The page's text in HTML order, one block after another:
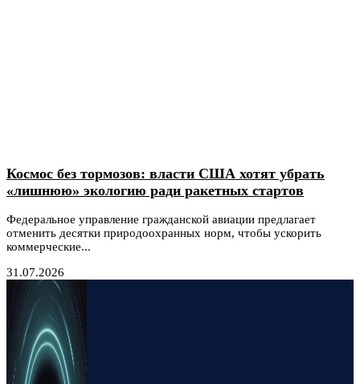
Космос без тормозов: власти США хотят убрать
«лишнюю» экологию ради ракетных стартов
Федеральное управление гражданской авиации предлагает
отменить десятки природоохранных норм, чтобы ускорить
коммерческие...
31.07.2026